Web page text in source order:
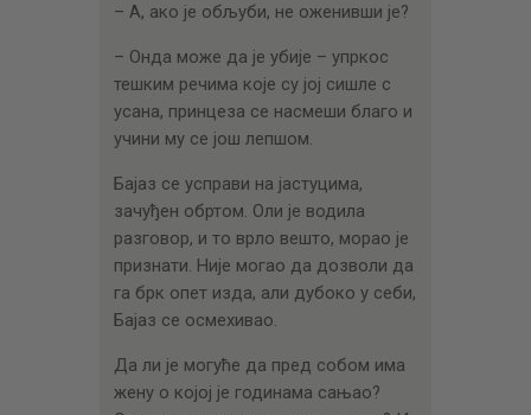
– А, ако је обљуби, не оженивши је?
– Онда може да је убије – упркос
тешким речима које су јој сишле с
усана, принцеза се насмеши благо и
учини му се још лепшом.
Бајаз се усправи на јастуцима,
зачуђен обртом. Оли је водила
разговор, и то врло вешто, морао је
признати. Није могао да дозволи да
га брк опет изда, али дубоко у себи,
Бајаз се осмехивао.
Да ли је могуће да пред собом има
жену о којој је годинама сањао?